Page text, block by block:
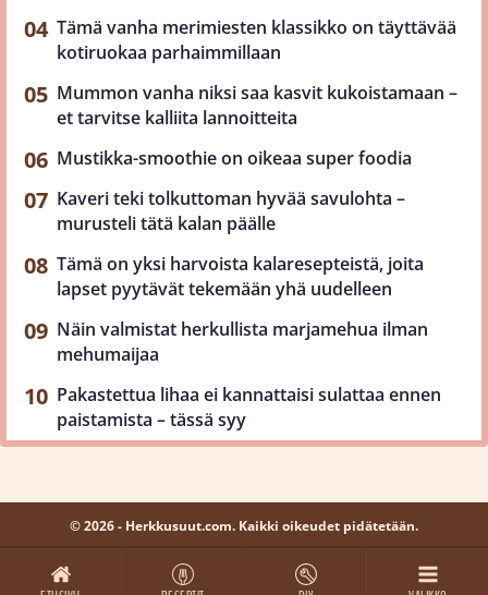
Tämä vanha merimiesten klassikko on täyttävää
kotiruokaa parhaimmillaan
Mummon vanha niksi saa kasvit kukoistamaan –
et tarvitse kalliita lannoitteita
Mustikka-smoothie on oikeaa super foodia
Kaveri teki tolkuttoman hyvää savulohta –
murusteli tätä kalan päälle
Tämä on yksi harvoista kalaresepteistä, joita
lapset pyytävät tekemään yhä uudelleen
Näin valmistat herkullista marjamehua ilman
mehumaijaa
Pakastettua lihaa ei kannattaisi sulattaa ennen
paistamista – tässä syy
© 2026 - Herkkusuut.com. Kaikki oikeudet pidätetään.